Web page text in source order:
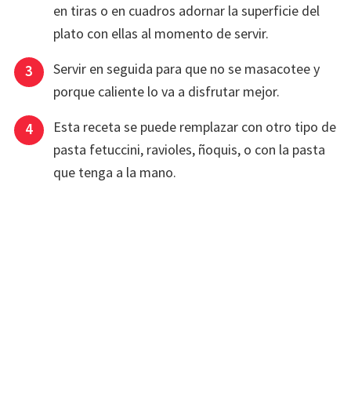
en tiras o en cuadros adornar la superficie del
plato con ellas al momento de servir.
Servir en seguida para que no se masacotee y
porque caliente lo va a disfrutar mejor.
Esta receta se puede remplazar con otro tipo de
pasta fetuccini, ravioles, ñoquis, o con la pasta
que tenga a la mano.